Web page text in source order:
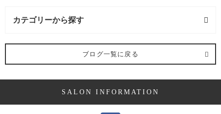
カテゴリーから探す
求人 (2記事)
ママ向け (10記事)
ブログ一覧に戻る
SALON INFORMATION